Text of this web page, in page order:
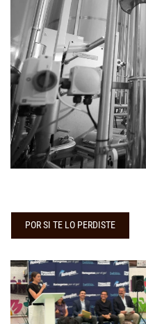
POR SI TE LO PERDISTE